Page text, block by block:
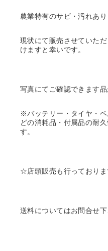
農業特有のサビ・汚れあり
現状にて販売させていた
けますと幸いです。
写真にてご確認できます品
※バッテリー・タイヤ・
どの消耗品・付属品の耐
す。
☆店頭販売も行っており
送料についてはお問合せ下